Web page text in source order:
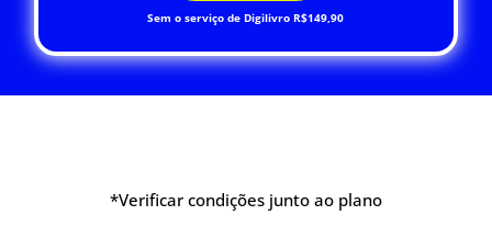
Sem o serviço de Digilivro R$149,90
*Verificar condições junto ao plano